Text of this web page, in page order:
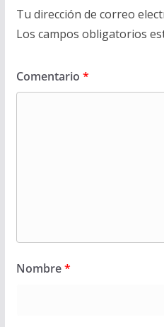
Tu dirección de correo
Los campos obligatorios
Comentario *
Nombre*